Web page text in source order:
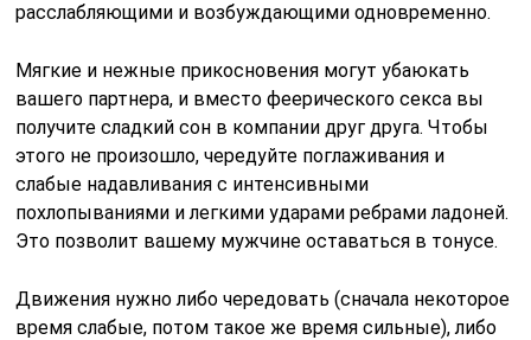
расслабляющими и возбуждающими одновременно.
Мягкие и нежные прикосновения могут убаюкать
вашего партнера, и вместо феерического секса вы
получите сладкий сон в компании друг друга. Чтобы
этого не произошло, чередуйте поглаживания и
слабые надавливания с интенсивными
похлопываниями и легкими ударами ребрами ладоней.
Это позволит вашему мужчине оставаться в тонусе.
Движения нужно либо чередовать (сначала некоторое
время слабые, потом такое же время сильные), либо